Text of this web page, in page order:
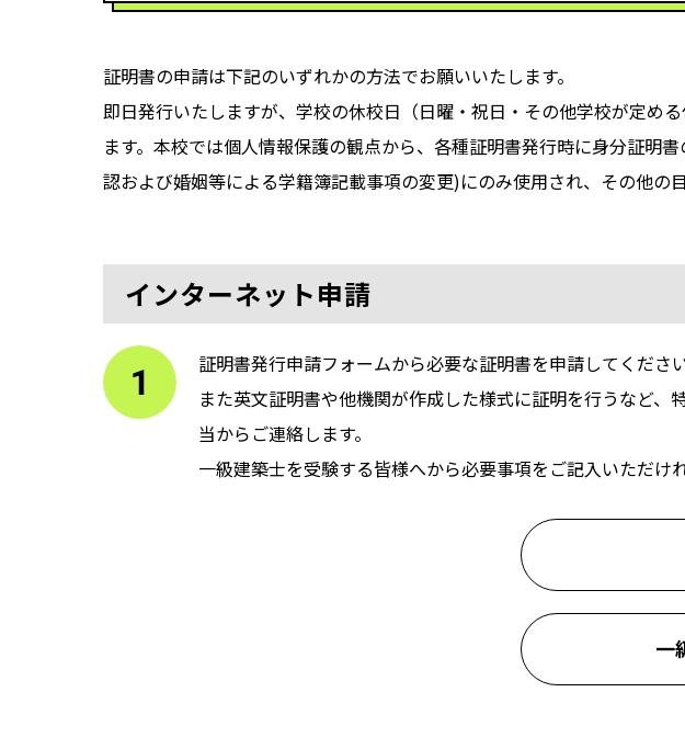
証明書の申請は下記のいずれかの方法でお願いいたします。
即日発行いたしますが、学校の休校日（日曜・祝日・その他学校が定め
ます。本校では個人情報保護の観点から、各種証明書発行時に身分証明
認および婚姻等による学籍簿記載事項の変更)にのみ使用され、その他の
インターネット申請
証明書発行申請フォームから必要な証明書を申請してください
また英文証明書や他機関が作成した様式に証明を行うなど
当からご連絡します。
一級建築士を受験する皆様へから必要事項をご記入いただけ
一